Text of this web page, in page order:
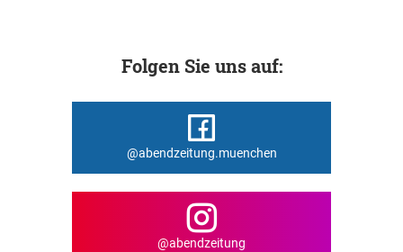
Folgen Sie uns auf:
@abendzeitung.muenchen
@abendzeitung